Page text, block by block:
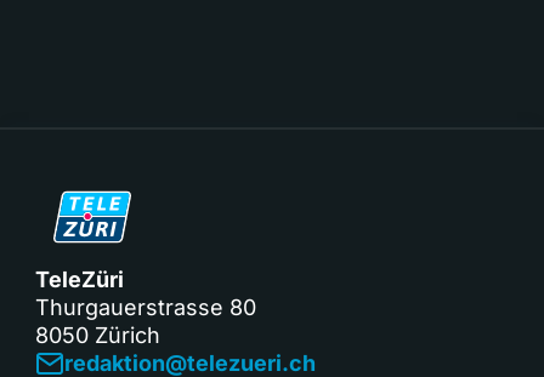
TeleZüri
Thurgauerstrasse 80
8050 Zürich
redaktion@telezueri.ch